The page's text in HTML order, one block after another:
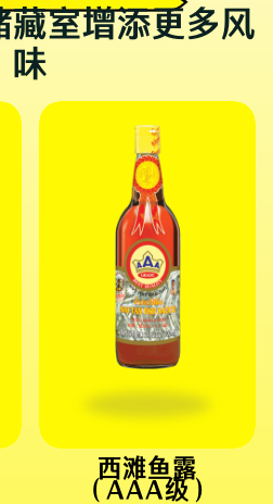
藏室增添更多风
味
西滩鱼露
（AAA级）